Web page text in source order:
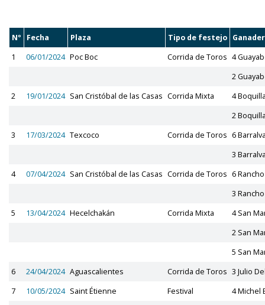
Nº Fecha Plaza Tipo de festejo
1
06/01/2024 Poc Boc Corrida de Toros 4
2
2
19/01/2024 San Cristóbal de las Casas Corrida Mixta
4
2
3
17/03/2024 Texcoco Corrida de Toros 6
3
4
07/04/2024 San Cristóbal de las Casas Corrida de Toros 6
3
5
13/04/2024 Hecelchakán Corrida Mixta
4 San
2 San
5 San
6
24/04/2024 Aguascalientes Corrida de Toros 3 Julio
7
10/05/2024 Saint Étienne Festival
4 Michel